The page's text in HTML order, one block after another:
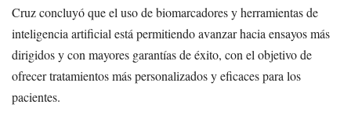
Cruz concluyó que el uso de biomarcadores y herramientas de
inteligencia artificial está permitiendo avanzar hacia ensayos más
dirigidos y con mayores garantías de éxito, con el objetivo de
ofrecer tratamientos más personalizados y eficaces para los
pacientes.